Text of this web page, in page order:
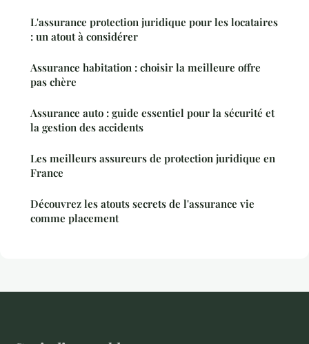
L'assurance protection juridique pour les locataires
: un atout à considérer
Assurance habitation : choisir la meilleure offre
pas chère
Assurance auto : guide essentiel pour la sécurité et
la gestion des accidents
Les meilleurs assureurs de protection juridique en
France
Découvrez les atouts secrets de l'assurance vie
comme placement